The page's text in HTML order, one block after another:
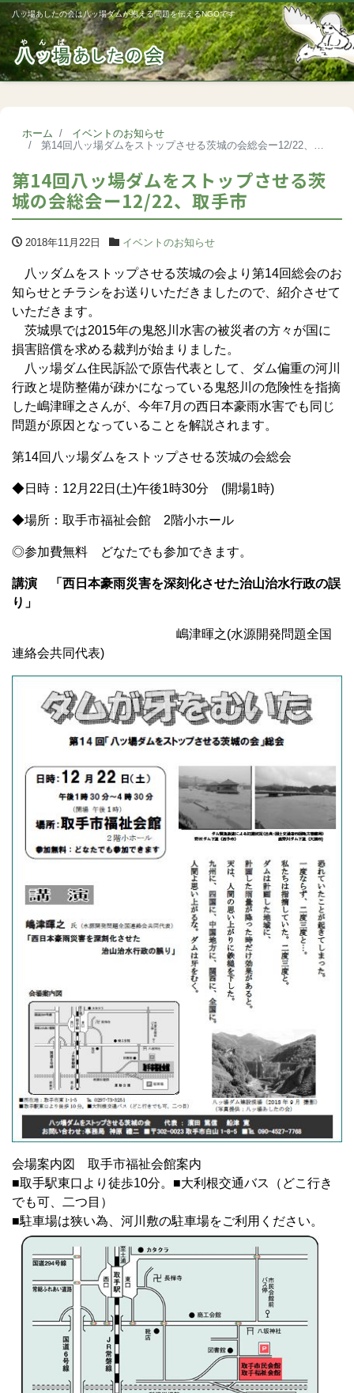
八ッ場あしたの会は八ッ場ダムが抱える問題を伝えるNGOです
ホーム
イベントのお知らせ
第14回八ッ場ダムをストップさせる茨城の会総会ー12/22、取手市
第14回八ッ場ダムをストップさせる茨
城の会総会ー12/22、取手市
2018年11月22日 イベントのお知らせ
八ッダムをストップさせる茨城の会より第14回総会のお
知らせとチラシをお送りいただきましたので、紹介させて
いただきます。
茨城県では2015年の鬼怒川水害の被災者の方々が国に
損害賠償を求める裁判が始まりました。
八ッ場ダム住民訴訟で原告代表として、ダム偏重の河川
行政と堤防整備が疎かになっている鬼怒川の危険性を指摘
した嶋津暉之さんが、今年7月の西日本豪雨水害でも同じ
問題が原因となっていることを解説されます。
第14回八ッ場ダムをストップさせる茨城の会総会
◆日時：12月22日(土)午後1時30分 (開場1時)
◆場所：取手市福祉会館 2階小ホール
◎参加費無料 どなたでも参加できます。
講演 「西日本豪雨災害を深刻化させた治山治水行政の誤
り」
嶋津暉之(水源開発問題全国
連絡会共同代表)
会場案内図 取手市福祉会館案内
■取手駅東口より徒歩10分。■大利根交通バス（どこ行き
でも可、二つ目）
■駐車場は狭い為、河川敷の駐車場をご利用ください。